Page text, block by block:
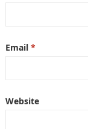
Email *
Website